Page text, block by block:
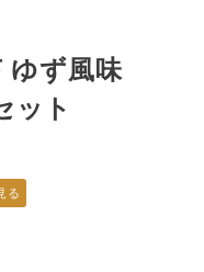
ゆず風味
ット
る